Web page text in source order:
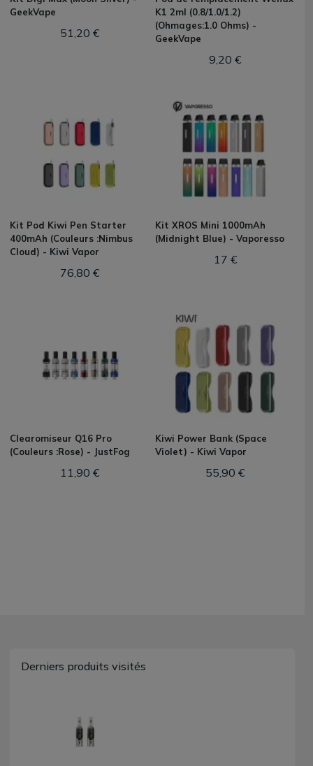
GeekVape
51,20 €
K1 2ml (0.8/1.0/1.2)
(Ohmages:1.0 Ohms) -
GeekVape
9,20 €
Kit Pod Kiwi Pen Starter
400mAh (Couleurs :Nimbus
Cloud) - Kiwi Vapor
76,80 €
Kit XROS Mini 1000mAh
(Midnight Blue) - Vaporesso
17 €
Clearomiseur Q16 Pro
(Couleurs :Rose) - JustFog
11,90 €
Kiwi Power Bank (Space
Violet) - Kiwi Vapor
55,90 €
Derniers produits visités